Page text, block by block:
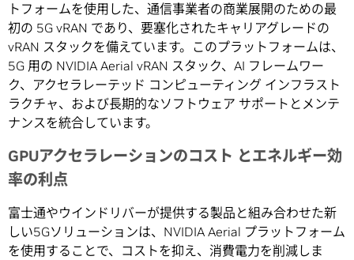
トフォームを使用した、通信事業者の商業展開のための最
初の 5G vRAN であり、要塞化されたキャリアグレードの
vRAN スタックを備えています。このプラットフォームは、
5G 用の NVIDIA Aerial vRAN スタック、AI フレームワー
ク、アクセラレーテッド コンピューティング インフラスト
ラクチャ、および長期的なソフトウェア サポートとメンテ
ナンスを統合しています。
GPUアクセラレーションのコスト とエネルギー効
率の利点
富士通やウインドリバーが提供する製品と組み合わせた新
しい5Gソリューションは、NVIDIA Aerial プラットフォーム
を使用することで、コストを抑え、消費電力を削減しま